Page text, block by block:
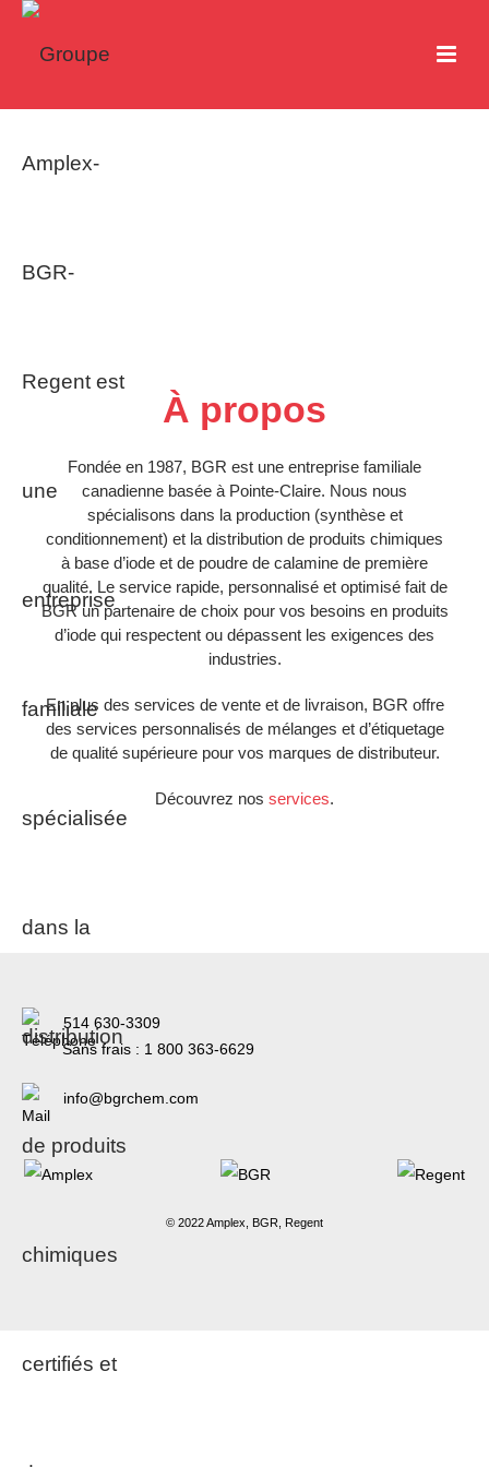
À propos
Fondée en 1987, BGR est une entreprise familiale
canadienne basée à Pointe-Claire. Nous nous
spécialisons dans la production (synthèse et
conditionnement) et la distribution de produits chimiques
à base d’iode et de poudre de calamine de première
qualité. Le service rapide, personnalisé et optimisé fait de
BGR un partenaire de choix pour vos besoins en produits
d’iode qui respectent ou dépassent les exigences des
industries.
En plus des services de vente et de livraison, BGR offre
des services personnalisés de mélanges et d’étiquetage
de qualité supérieure pour vos marques de distributeur.
Découvrez nos services.
514 630-3309
Sans frais : 1 800 363-6629
info@bgrchem.com
© 2022 Amplex, BGR, Regent